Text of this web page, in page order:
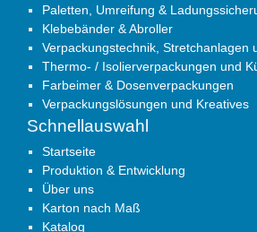
Paletten, Umreifung &
Klebebänder & Abroller
Verpackungstechnik, Stretchanlagen
Thermo- / Isolierverpackungen und
Farbeimer & Dosenverpackungen
Verpackungslösungen und Kreatives
Schnellauswahl
Startseite
Produktion & Entwicklung
Über uns
Karton nach Maß
Katalog